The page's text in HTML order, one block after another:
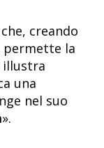
creando
la
illustra
una
nel suo
».